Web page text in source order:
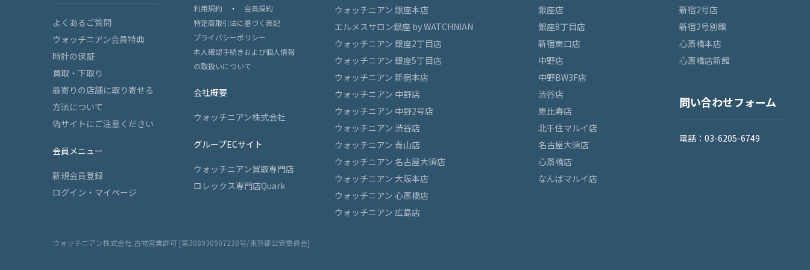
よくあるご質問
ウォッチニアン会員特典
時計の保証
買取・下取り
最寄りの店舗に取り寄せる
方法について
偽サイトにご注意ください
会員メニュー
新規会員登録
ログイン・マイページ
利用規約 ・ 会員規約
特定商取引法に基づく表記
プライバシーポリシー
本人確認手続きおよび個人情報
の取扱いについて
会社概要
ウォッチニアン株式会社
グループECサイト
ウォッチニアン買取専門店
ロレックス専門店Quark
ウォッチニアン 銀座本店
エルメスサロン銀座 by WATCHNIAN
ウォッチニアン 銀座2丁目店
ウォッチニアン 銀座5丁目店
ウォッチニアン 新宿本店
ウォッチニアン 中野店
ウォッチニアン 中野2号店
ウォッチニアン 渋谷店
ウォッチニアン 青山店
ウォッチニアン 名古屋大須店
ウォッチニアン 大阪本店
ウォッチニアン 心斎橋店
ウォッチニアン 広島店
銀座店
銀座8丁目店
新宿東口店
中野店
中野BW3F店
渋谷店
恵比寿店
北千住マルイ店
名古屋大須店
心斎橋店
なんばマルイ店
新宿2号店
新宿2号別館
心斎橋本店
心斎橋店新館
問い合わせフォーム
電話：03-6205-6749
ウォッチニアン株式会社 古物営業許可 [第308930507238号/東京都公安委員会]